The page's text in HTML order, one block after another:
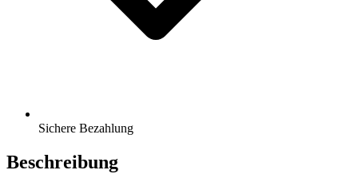
Sichere Bezahlung
Beschreibung